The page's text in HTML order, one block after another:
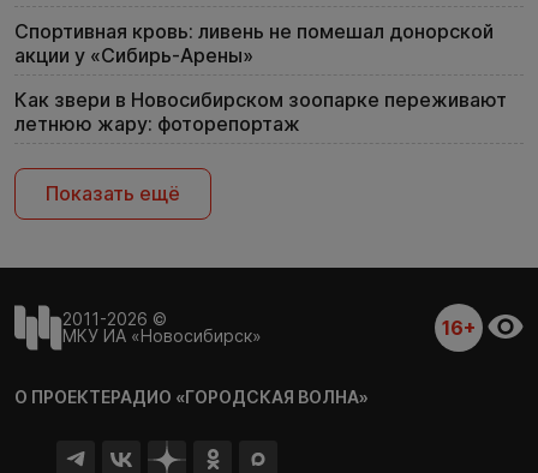
Спортивная кровь: ливень не помешал донорской
акции у «Сибирь-Арены»
Как звери в Новосибирском зоопарке переживают
летнюю жару: фоторепортаж
Показать ещё
2011-2026 ©
МКУ ИА «Новосибирск»
16+
О ПРОЕКТЕРАДИО «ГОРОДСКАЯ ВОЛНА»